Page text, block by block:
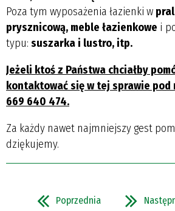
Poza tym wyposażenia łazienki w
prysznicową, meble łazienkowe i
typu: suszarka i lustro, itp.
Jeżeli ktoś z Państwa chciałby
kontaktować się w tej sprawie pod
669 640 474.
Za każdy nawet najmniejszy gest
dziękujemy.
Poprzednia